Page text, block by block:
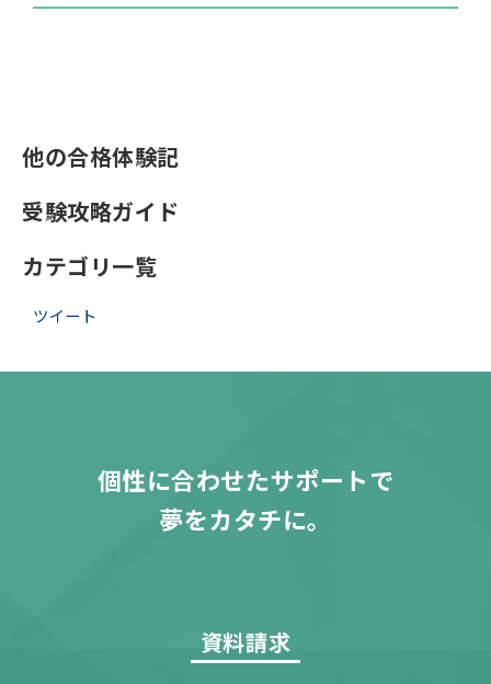
他の合格体験記
受験攻略ガイド
カテゴリ一覧
ツイート
個性に合わせたサポートで
夢をカタチに。
資料請求